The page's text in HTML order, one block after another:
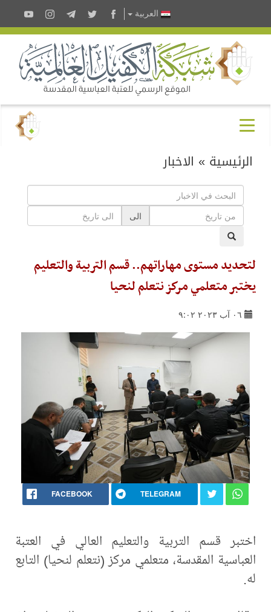
العربية
الرئيسية » الاخبار
الى
لتحديد مستوى مهاراتهم.. قسم التربية والتعليم
يختبر متعلمي مركز نتعلم لنحيا
٠٦ آب ٢٠٢٣ ٩:٠٢
FACEBOOK TELEGRAM
اختبر قسم التربية والتعليم العالي في العتبة
العباسية المقدسة، متعلمي مركز (نتعلم لنحيا) التابع
له.